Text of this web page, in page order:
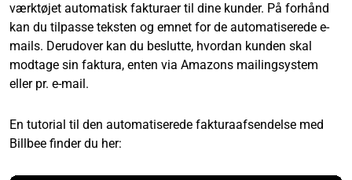
værktøjet automatisk fakturaer til dine kunder. På forhånd
kan du tilpasse teksten og emnet for de automatiserede e-
mails. Derudover kan du beslutte, hvordan kunden skal
modtage sin faktura, enten via Amazons mailingsystem
eller pr. e-mail.
En tutorial til den automatiserede fakturaafsendelse med
Billbee finder du her: